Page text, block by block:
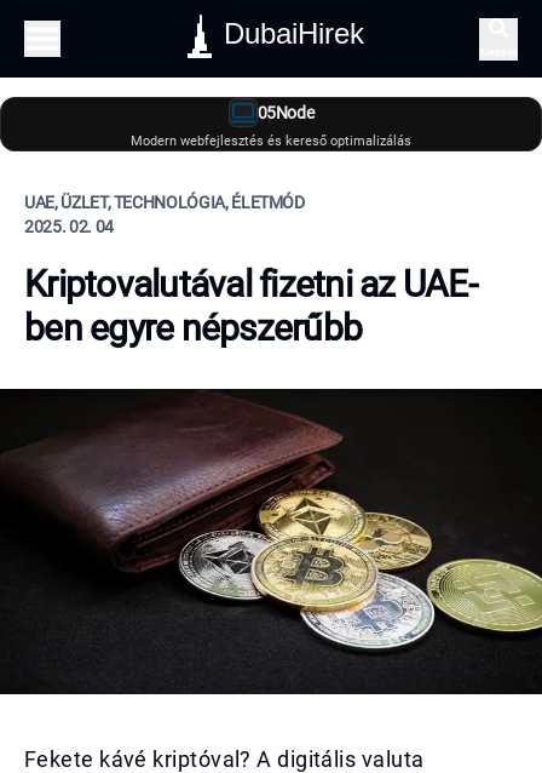
DubaiHirek
05Node
Modern webfejlesztés és kereső optimalizálás
UAE, ÜZLET, TECHNOLÓGIA, ÉLETMÓD
2025. 02. 04
Kriptovalutával fizetni az UAE-
ben egyre népszerűbb
Fekete kávé kriptóval? A digitális valuta